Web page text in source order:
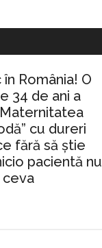
în România! O
34 de ani a
cu dureri
fără să ştie
pacientă nu
ceva